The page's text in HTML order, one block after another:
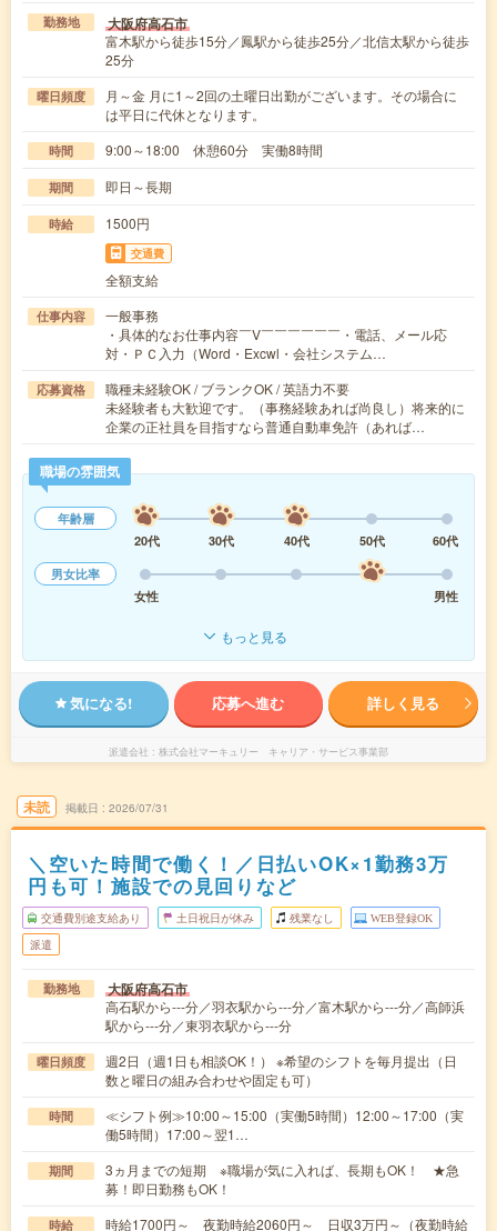
勤務地 大阪府高石市
富木駅から徒歩15分／鳳駅から徒歩25分／北信太駅から徒歩
25分
曜日頻度
月～金 月に1～2回の土曜日出勤がございます。その場合に
は平日に代休となります。
時間 9:00～18:00 休憩60分 実働8時間
期間 即日～長期
時給 1500円
交通費
全額支給
仕事内容
一般事務
・具体的なお仕事内容￣V￣￣￣￣￣￣・電話、メール応
対・ＰＣ入力（Word・Excwl・会社システム…
応募資格
職種未経験OK / ブランクOK / 英語力不要
未経験者も大歓迎です。（事務経験あれば尚良し）将来的に
企業の正社員を目指すなら普通自動車免許（あれば…
職場の雰囲気
年齢層
20代
30代 40代 50代
60代
男女比率
女性
男性
もっと見る
気になる! 応募へ進む 詳しく見る
派遣会社 株式会社マーキュリー キャリア・サービス事業部
未読 掲載日 2026/07/31
＼空いた時間で働く！／日払いOK×1勤務3万
円も可！施設での見回りなど
交通費別途支給あり 土日祝日が休み 残業なし WEB登録OK
派遣
勤務地 大阪府高石市
高石駅から---分／羽衣駅から---分／富木駅から---分／高師浜
駅から---分／東羽衣駅から---分
曜日頻度
週2日（週1日も相談OK！） ※希望のシフトを毎月提出（日
数と曜日の組み合わせや固定も可）
時間
≪シフト例≫10:00～15:00（実働5時間）12:00～17:00（実
働5時間）17:00～翌1…
期間
3ヵ月までの短期 ※職場が気に入れば、長期もOK！ ★急
募！即日勤務もOK！
時給 時給1700円～ 夜勤時給2060円～ 日収3万円～（夜勤時給